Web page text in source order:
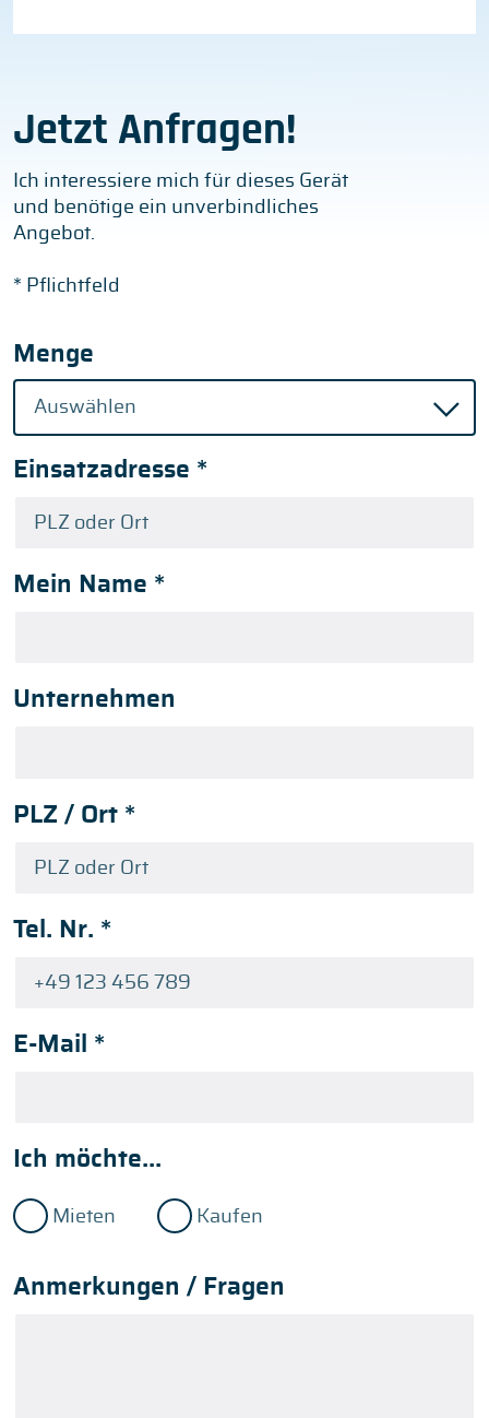
Jetzt Anfragen!
Ich interessiere mich für dieses Gerät
und benötige ein unverbindliches
Angebot.
* Pflichtfeld
Menge
Einsatzadresse *
Mein Name *
Unternehmen
PLZ / Ort *
Tel. Nr. *
E-Mail *
Ich möchte...
Mieten Kaufen
Anmerkungen / Fragen